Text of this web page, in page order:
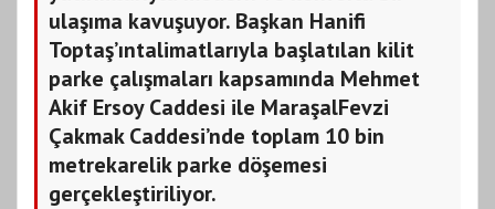
ulaşıma kavuşuyor. Başkan Hanifi
Toptaş’ıntalimatlarıyla başlatılan kilit
parke çalışmaları kapsamında Mehmet
Akif Ersoy Caddesi ile MaraşalFevzi
Çakmak Caddesi’nde toplam 10 bin
metrekarelik parke döşemesi
gerçekleştiriliyor.